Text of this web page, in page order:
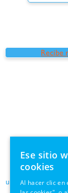
Recibe
una organización
Ese sitio
cookies
Al hacer clic en